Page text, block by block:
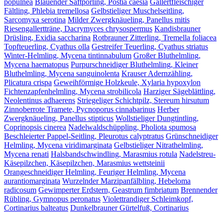
populnea Blauender Saftporling, Postia caesia Gallertfleischiger
Fältling, Phlebia tremellosa Gelbstieliger Muschelseitling,
Sarcomyxa serotina Milder Zwergknäueling, Panellus mitis
Riesengallertträne, Dacrymyces chrysospermus Kandisbrauner
Drüsling, Exidia saccharina Rotbrauner Zitterling, Tremella foliacea
Topfteuerling, Cyathus olla Gestreifer Teuerling, Cyathus striatus
Winter-Helmling, Mycena tintinnabulum Großer Bluthelmling,
Mycena haematopus Purpurschneidiger Bluthelmling, Kleiner
Bluthelmling, Mycena sanguinolenta Krauser Adernzähling,
Plicatura crispa Geweihförmige Holzkeule, Xylaria hypoxylon
Fichtenzapfenhelmling, Mycena strobilicola Harziger Sägeblättling,
Neolentinus adhaerens Striegeliger Schichtpilz, Stereum hirsutum
Zinnoberrote Tramete, Pycnoporus cinnabarinus Herber
Zwergknäueling, Panellus stipticus Wollstieliger Dungtintling,
Coprinopsis cinerea Nadelwaldschüppling, Pholiota spumosa
Beschleierter Pappel-Seitling, Pleurotus calyptratus Grünschneidiger
Helmling, Mycena viridimarginata Gelbstieliger Nitrathelmling,
Mycena renati Halsbandschwindling, Marasmius rotula Nadelstreu-
Käsepilzchen, Käsepilzchen, Marasmius wettsteinii
Orangeschneidiger Helmling, Feuriger Helmling, Mycena
aurantiomarginata Wurzelnder Marzipanfälbling, Hebeloma
radicosum Gewimperter Erdstern, Geastrum fimbriatum Brennender
Rübling, Gymnopus peronatus Violettrandiger Schleimkopf,
Cortinarius balteatus Dunkelbrauner Gürtelfuß, Cortinarius